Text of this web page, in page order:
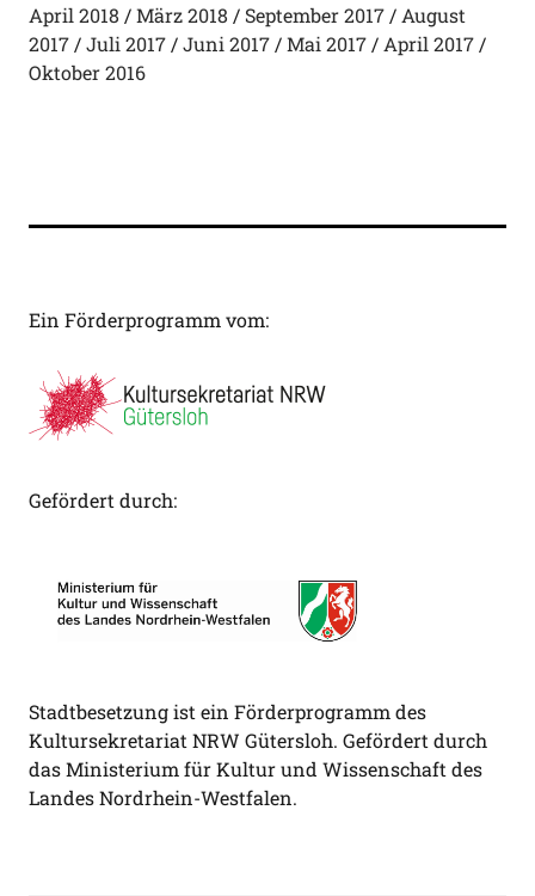
April 2018
März 2018 September 2017
August
2017
Juli 2017 Juni 2017 Mai 2017
April 2017
Oktober 2016
Ein Förderprogramm vom:
Gefördert durch:
Stadtbesetzung ist ein Förderprogramm des
Kultursekretariat NRW Gütersloh. Gefördert durch
das Ministerium für Kultur und Wissenschaft des
Landes Nordrhein-Westfalen.